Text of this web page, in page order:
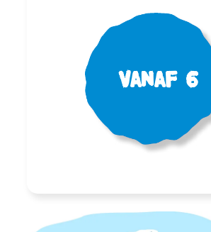
Vanaf 6